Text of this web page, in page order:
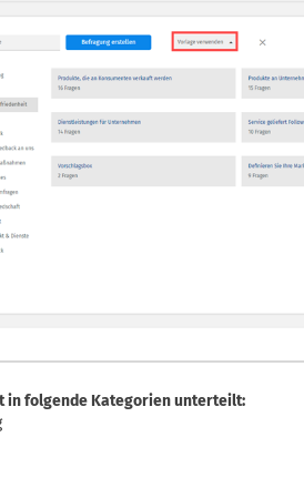
in folgende Kategorien unterteilt: